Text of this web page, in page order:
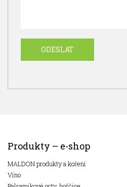
Produkty – e-shop
MALDON produkty a koření
Víno